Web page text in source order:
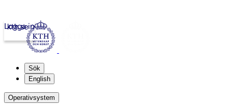
kth.se
Logga in
Sök
English
Operativsystem